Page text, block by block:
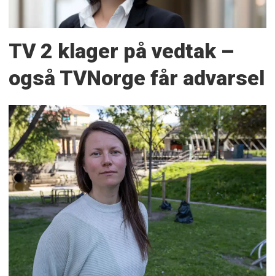
TV 2 klager på vedtak –
også TVNorge får advarsel